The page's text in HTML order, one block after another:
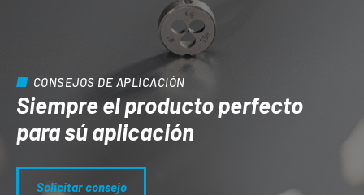
CONSEJOS DE APLICACIÓN
Siempre el producto perfecto
para sú aplicación
Solicitar consejo